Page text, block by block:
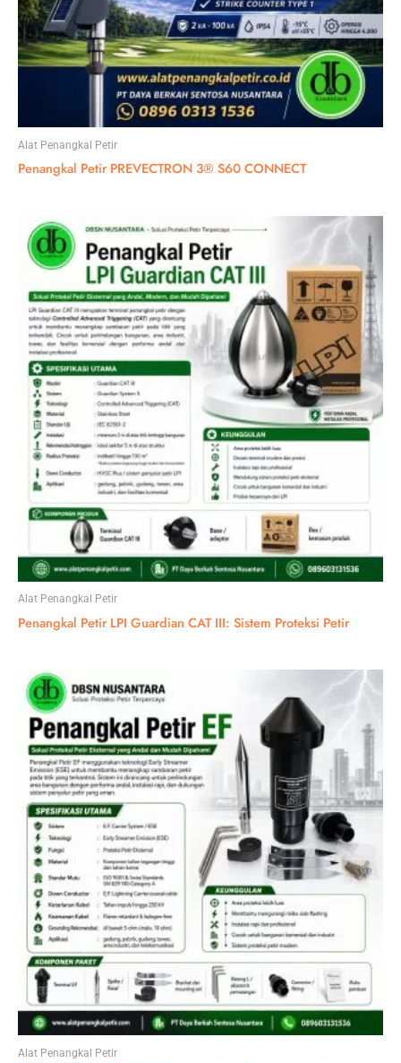
Alat Penangkal Petir
Penangkal Petir PREVECTRON 3® S60 CONNECT
Alat Penangkal Petir
Penangkal Petir LPI Guardian CAT III: Sistem Proteksi Petir
Alat Penangkal Petir